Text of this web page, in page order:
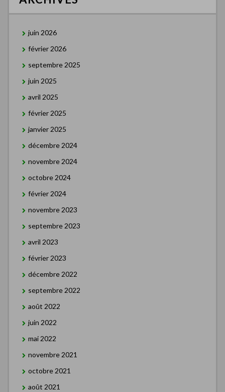
juin 2026
février 2026
septembre 2025
juin 2025
avril 2025
février 2025
janvier 2025
décembre 2024
novembre 2024
octobre 2024
février 2024
novembre 2023
septembre 2023
avril 2023
février 2023
décembre 2022
septembre 2022
août 2022
juin 2022
mai 2022
novembre 2021
octobre 2021
août 2021